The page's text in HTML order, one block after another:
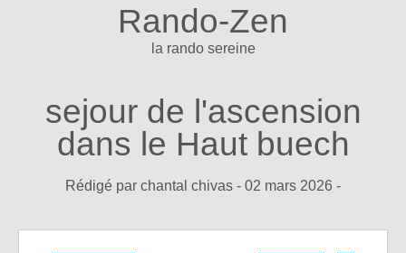
Rando-Zen
la rando sereine
sejour de l'ascension
dans le Haut buech
Rédigé par chantal chivas - 02 mars 2026 -